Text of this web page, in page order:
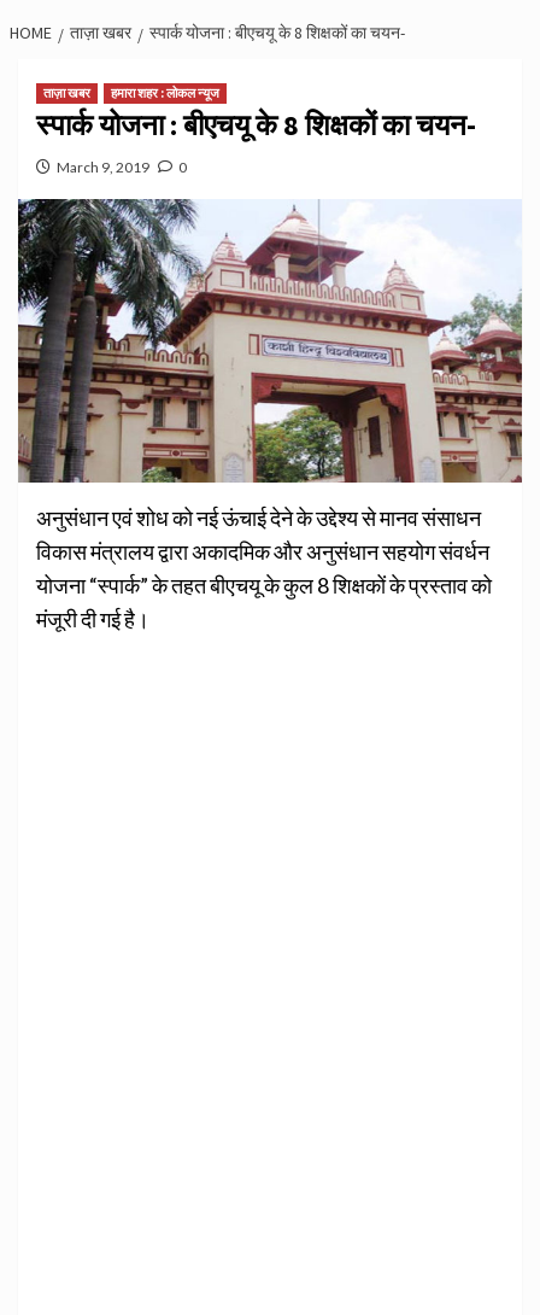
HOME ताज़ा खबर स्पार्क योजना : बीएचयू के 8 शिक्षकों का चयन-
ताज़ा खबर हमारा शहर : लोकल न्यूज
स्पार्क योजना : बीएचयू के 8 शिक्षकों का चयन-
March 9, 2019 0
अनुसंधान एवं शोध को नई ऊंचाई देने के उद्देश्य से मानव संसाधन
विकास मंत्रालय द्वारा अकादमिक और अनुसंधान सहयोग संवर्धन
योजना “स्पार्क” के तहत बीएचयू के कुल 8 शिक्षकों के प्रस्ताव को
मंजूरी दी गई है।